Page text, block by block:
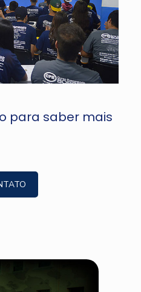
para saber mais